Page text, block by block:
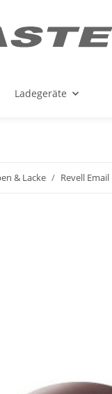
Ladegeräte
& Lacke Revell Email